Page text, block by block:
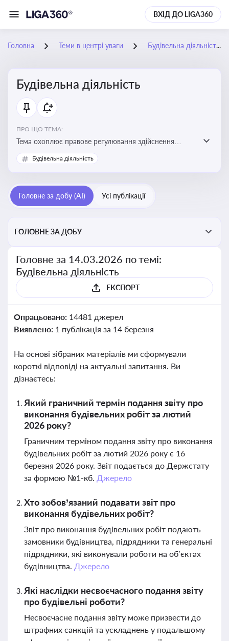
ВХІД ДО LIGA360
Головна Теми в центрі уваги Будівельна діяльність
Будівельна діяльність
ПРО ЩО ТЕМА:
Тема охоплює правове регулювання здійснення
будівельної діяльності, порядок отримання
дозвільних документів та проходження державного
Будівельна діяльність
Головне за добу (AI) Усі публікації
ГОЛОВНЕ ЗА ДОБУ
Головне за 14.03.2026 по темі:
Будівельна діяльність
ЕКСПОРТ
Опрацьовано: 14481 джерел
Виявлено: 1 публікація за 14 березня
На основі зібраних матеріалів ми сформували
короткі відповіді на актуальні запитання. Ви
дізнаєтесь:
Який граничний термін подання звіту про
виконання будівельних робіт за лютий
2026 року?
Граничним терміном подання звіту про виконання
будівельних робіт за лютий 2026 року є 16
березня 2026 року. Звіт подається до Держстату
за формою №1-кб. Джерело
Хто зобов’язаний подавати звіт про
виконання будівельних робіт?
Звіт про виконання будівельних робіт подають
замовники будівництва, підрядники та генеральні
підрядники, які виконували роботи на об’єктах
будівництва. Джерело
Які наслідки несвоєчасного подання звіту
про будівельні роботи?
Несвоєчасне подання звіту може призвести до
штрафних санкцій та ускладнень у подальшому